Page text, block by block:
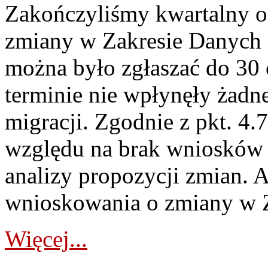
Zakończyliśmy kwartalny
zmiany w Zakresie
można było zgłaszać do
terminie nie wpłynęły
migracji. Zgodnie z pkt.
względu na brak
analizy propozycji zmian.
wnioskowania o zmiany w
Więcej...